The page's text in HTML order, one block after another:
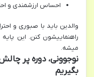
احساس ارزشمندی و
والدین باید با صبوری و
راهنماییشون کنن. این
میشه.
نوجوونی، دوره پر
بگیریم